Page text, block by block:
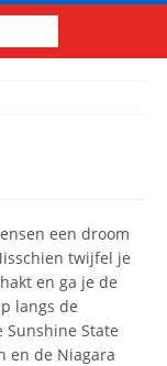
een droom
twijfel je
en ga je de
langs de
Sunshine State
en de Niagara